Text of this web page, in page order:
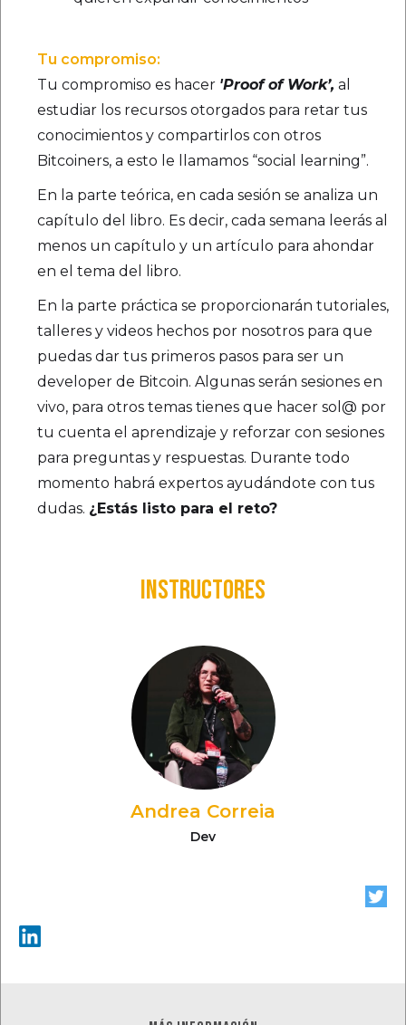
Tu compromiso:
Tu compromiso es hacer 'Proof of Work’, al
estudiar los recursos otorgados para retar tus
conocimientos y compartirlos con otros
Bitcoiners, a esto le llamamos “social learning”.
En la parte teórica, en cada sesión se analiza un
capítulo del libro. Es decir, cada semana leerás al
menos un capítulo y un artículo para ahondar
en el tema del libro.
En la parte práctica se proporcionarán tutoriales,
talleres y videos hechos por nosotros para que
puedas dar tus primeros pasos para ser un
developer de Bitcoin. Algunas serán sesiones en
vivo, para otros temas tienes que hacer sol@ por
tu cuenta el aprendizaje y reforzar con sesiones
para preguntas y respuestas. Durante todo
momento habrá expertos ayudándote con tus
dudas. ¿Estás listo para el reto?
INSTRUCTORES
Andrea Correia
Dev